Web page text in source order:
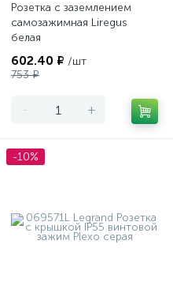
Розетка с заземлением
самозажимная Liregus
белая
602.40 ₽ /шт
753 ₽
- +
-10%